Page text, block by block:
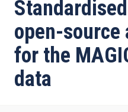
de
ayuda
a
la
open-source
for the
data